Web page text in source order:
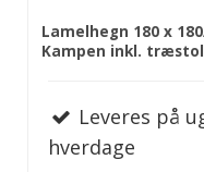
Lamelhegn 180 x
Kampen inkl.
Leveres på
hverdage